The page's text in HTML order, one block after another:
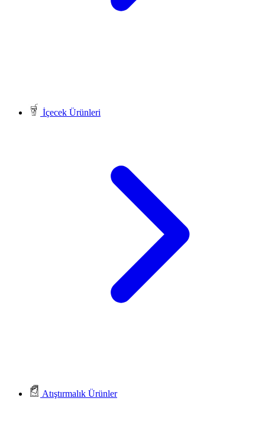
İçecek Ürünleri
Atıştırmalık Ürünler